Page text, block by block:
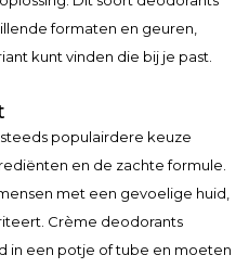
formaten en geuren,
kunt vinden die bij je past.
populairdere keuze
en de zachte formule.
met een gevoelige huid,
Crème deodorants
in een potje of tube en moeten